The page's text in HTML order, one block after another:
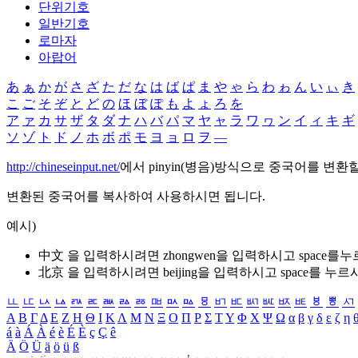
단위기호
일반기호
로마자
아랍어
あ ぁ か が さ ざ た だ な は ば ぱ ま や ゃ ら わ ゎ ん い ぃ き
こ ご そ ぞ と ど の ほ ぼ ぽ も よ ょ ろ を
ア ァ カ サ ザ タ ダ ナ ハ バ パ マ ヤ ャ ラ ワ ヮ ン イ ィ キ ギ
ソ ゾ ト ド ノ ホ ボ ポ モ ヨ ョ ロ ヲ ―
http://chineseinput.net/에서 pinyin(병음)방식으로 중국어를 변환
변환된 중국어를 복사하여 사용하시면 됩니다.
예시)
中文 을 입력하시려면 zhongwen을 입력하시고 space를
北京 을 입력하시려면 beijing을 입력하시고 space를 누르
ㅥ ㅦ ㅧ ㅨ ㅩ ㅪ ㅫ ㅬ ㅭ ㅮ ㅯ ㅰ ㅱ ㅲ ㅳ ㅴ ㅵ ㅶ ㅷ ㅸ ㅹ ㅺ
Α Β ΓΔ Ε Ζ Η Θ Ι ΚΛ Μ Ν Ξ Ο Π Ρ Σ ΤΥ Φ Χ Ψ Ω α β γ δ ε ζ η
á à Á À é è É È ç Ç ê
Ä Ö Ü ä ö ü ß